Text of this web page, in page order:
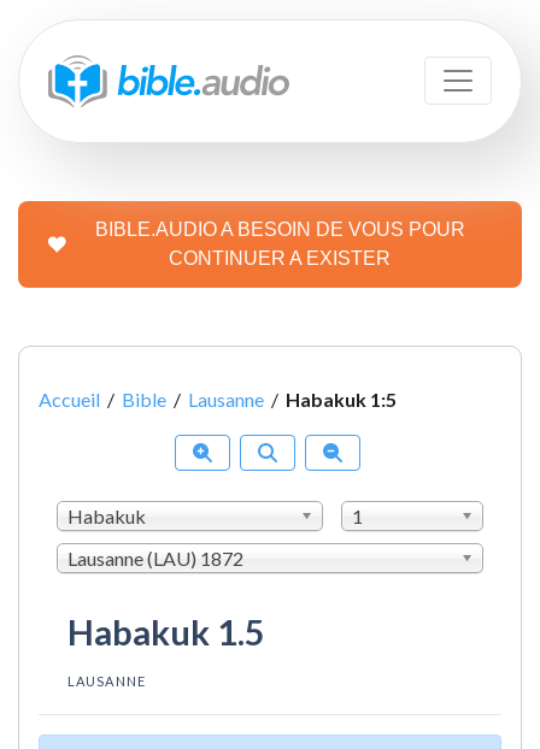
BIBLE.AUDIO A BESOIN DE VOUS POUR
CONTINUER A EXISTER
Accueil / Bible / Lausanne / Habakuk 1:5
Habakuk
1
Lausanne (LAU) 1872
Habakuk 1.5
LAUSANNE